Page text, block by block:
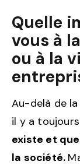
Quelle
vous à
ou à la
Au-delà de
il y a
existe et
la société.